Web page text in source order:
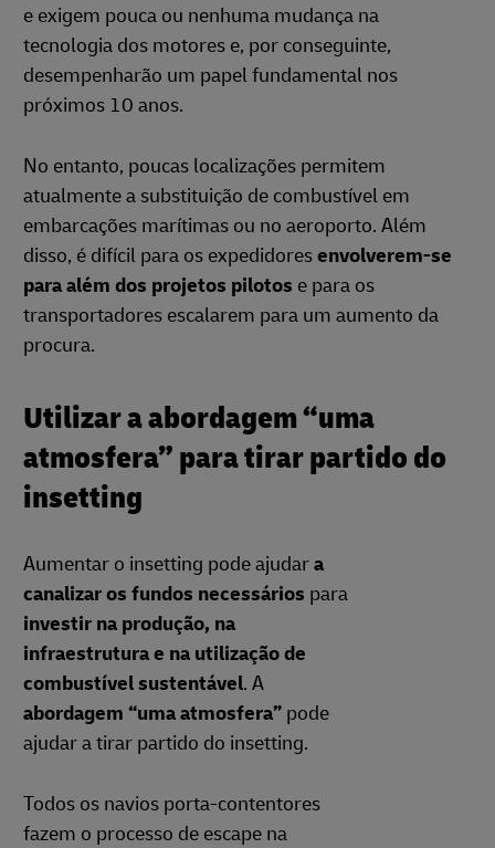
e exigem pouca ou nenhuma mudança na
tecnologia dos motores e, por conseguinte,
desempenharão um papel fundamental nos
próximos 10 anos.
No entanto, poucas localizações permitem
atualmente a substituição de combustível em
embarcações marítimas ou no aeroporto. Além
disso, é difícil para os expedidoresenvolverem-se
para além dos projetos pilotos e para os
transportadores escalarem para um aumento da
procura.
Utilizar a abordagem “uma
atmosfera” para tirar partido do
insetting
Aumentar o insetting pode ajudara
canalizar os fundos necessários para
investir na produção, na
infraestrutura e na utilização de
combustível sustentável. A
abordagem “uma atmosfera” pode
ajudar a tirar partido do insetting.
Todos os navios porta-contentores
fazem o processo de escape na